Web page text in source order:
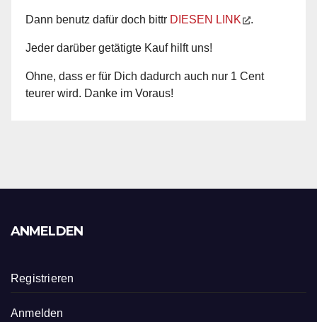
Dann benutz dafür doch bittr DIESEN LINK .
Jeder darüber getätigte Kauf hilft uns!
Ohne, dass er für Dich dadurch auch nur 1 Cent
teurer wird. Danke im Voraus!
ANMELDEN
Registrieren
Anmelden